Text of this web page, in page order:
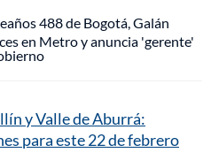
488 de Bogotá, Galán
en Metro y anuncia 'gerente'
y Valle de Aburrá:
para este 22 de febrero